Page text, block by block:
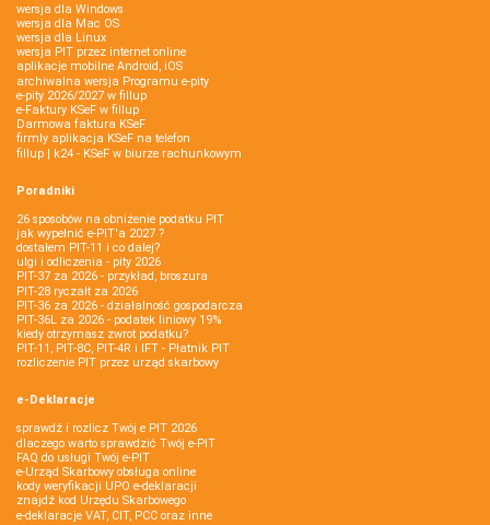
wersja dla Windows
wersja dla Mac OS
wersja dla Linux
wersja PIT przez internet online
aplikacje mobilne Android, iOS
archiwalna wersja Programu e-pity
e-pity 2026/2027 w fillup
e‑Faktury KSeF w fillup
Darmowa faktura KSeF
firmly aplikacja KSeF na telefon
fillup | k24 - KSeF w biurze rachunkowym
Poradniki
26 sposobów na obniżenie podatku PIT
jak wypełnić e-PIT'a 2027 ?
dostałem PIT-11 i co dalej?
ulgi i odliczenia - pity 2026
PIT-37 za 2026 - przykład, broszura
PIT-28 ryczałt za 2026
PIT-36 za 2026 - działalność gospodarcza
PIT-36L za 2026 - podatek liniowy 19%
kiedy otrzymasz zwrot podatku?
PIT-11, PIT-8C, PIT-4R i IFT - Płatnik PIT
rozliczenie PIT przez urząd skarbowy
e-Deklaracje
sprawdź i rozlicz Twój e PIT 2026
dlaczego warto sprawdzić Twój e-PIT
FAQ do usługi Twój e-PIT
e-Urząd Skarbowy obsługa online
kody weryfikacji UPO e-deklaracji
znajdź kod Urzędu Skarbowego
e-deklaracje VAT, CIT, PCC oraz inne